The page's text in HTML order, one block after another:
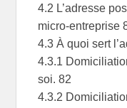
4.2 L’adresse
micro-entreprise
4.3 À quoi sert
4.3.1
soi. 82
4.3.2